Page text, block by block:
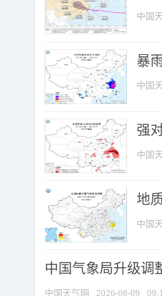
中国
暴
中国
强
中国
地
中国
中国气象局升级调
中国天气网 2026-08-09